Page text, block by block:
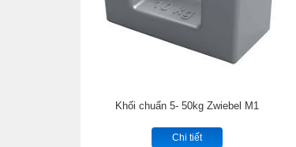
Khối chuẩn 5- 50kg Zwiebel M1
Chi tiết